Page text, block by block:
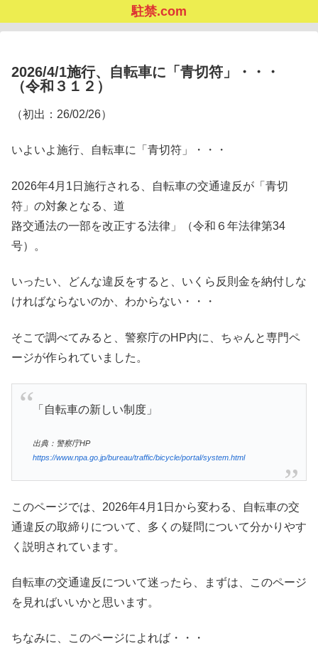
駐禁.com
2026/4/1施行、自転車に「青切符」・・・
（令和３１２）
（初出：26/02/26）
いよいよ施行、自転車に「青切符」・・・
2026年4月1日施行される、自転車の交通違反が「青切
符」の対象となる、道
路交通法の一部を改正する法律」（令和６年法律第34
号）。
いったい、どんな違反をすると、いくら反則金を納付しな
ければならないのか、わからない・・・
そこで調べてみると、警察庁のHP内に、ちゃんと専門ペ
ージが作られていました。
「自転車の新しい制度」
出典：警察庁HP
https://www.npa.go.jp/bureau/traffic/bicycle/portal/system.html
このページでは、2026年4月1日から変わる、自転車の交
通違反の取締りについて、多くの疑問について分かりやす
く説明されています。
自転車の交通違反について迷ったら、まずは、このページ
を見ればいいかと思います。
ちなみに、このページによれば・・・